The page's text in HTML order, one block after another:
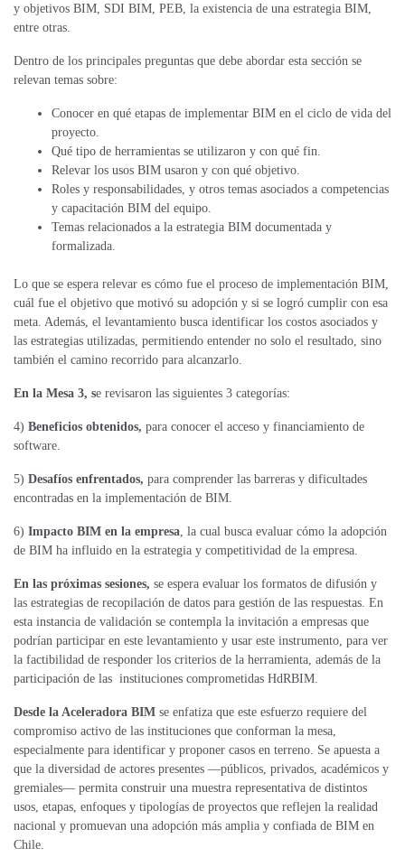
y objetivos BIM, SDI BIM, PEB, la existencia de una estrategia BIM,
entre otras.
Dentro de los principales preguntas que debe abordar esta sección se
relevan temas sobre:
Conocer en qué etapas de implementar BIM en el ciclo de vida del
proyecto.
Qué tipo de herramientas se utilizaron y con qué fin.
Relevar los usos BIM usaron y con qué objetivo.
Roles y responsabilidades, y otros temas asociados a competencias
y capacitación BIM del equipo.
Temas relacionados a la estrategia BIM documentada y
formalizada.
Lo que se espera relevar es cómo fue el proceso de implementación BIM,
cuál fue el objetivo que motivó su adopción y si se logró cumplir con esa
meta. Además, el levantamiento busca identificar los costos asociados y
las estrategias utilizadas, permitiendo entender no solo el resultado, sino
también el camino recorrido para alcanzarlo.
En la Mesa 3, se revisaron las siguientes 3 categorías:
4) Beneficios obtenidos, para conocer el acceso y financiamiento de
software.
5) Desafíos enfrentados, para comprender las barreras y dificultades
encontradas en la implementación de BIM.
6) Impacto BIM en la empresa , la cual busca evaluar cómo la adopción
de BIM ha influido en la estrategia y competitividad de la empresa.
En las próximas sesiones, se espera evaluar los formatos de difusión y
las estrategias de recopilación de datos para gestión de las respuestas. En
esta instancia de validación se contempla la invitación a empresas que
podrían participar en este levantamiento y usar este instrumento, para ver
la factibilidad de responder los criterios de la herramienta, además de la
participación de las instituciones comprometidas HdRBIM.
Desde la Aceleradora BIM se enfatiza que este esfuerzo requiere del
compromiso activo de las instituciones que conforman la mesa,
especialmente para identificar y proponer casos en terreno. Se apuesta a
que la diversidad de actores presentes —públicos, privados, académicos y
gremiales— permita construir una muestra representativa de distintos
usos, etapas, enfoques y tipologías de proyectos que reflejen la realidad
nacional y promuevan una adopción más amplia y confiada de BIM en
Chile.